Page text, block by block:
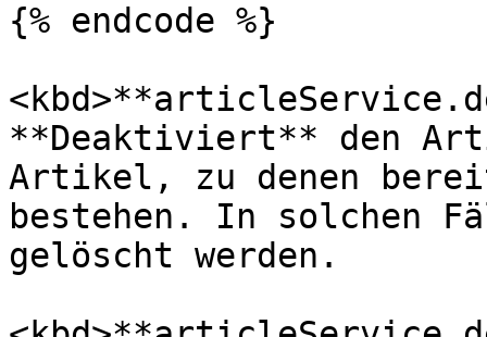
{% endcode %}
**Deaktiviert** den
Artikel, zu denen
bestehen. In solchen
gelöscht werden.